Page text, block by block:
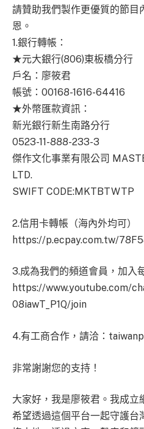
請贊助我們製作更優質的節目
恩。
1.銀行轉帳：
★元大銀行(806)東板橋分行
戶名：廖筱君
帳號：00168-1616-64416
★外幣匯款資訊：
新光銀行新生南路分行
0523-11-888-233-3
傑作文化事業有限公司
LTD.
SWIFT CODE:MKTBTWTP
2.信用卡轉帳（海內外均可）
https://p.ecpay.com.tw/
3.成為我們的頻道會員，加入
https://www.youtube.com/
08iawT_P1Q/join
4.有工商合作，請洽：
非常謝謝您的支持！
大家好，我是廖筱君。我成立
希望透過這個平台一起守護台